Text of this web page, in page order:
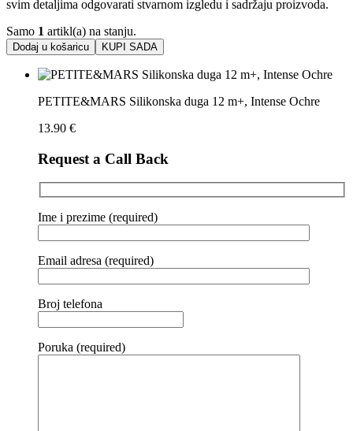
svim detaljima odgovarati stvarnom izgledu i sadržaju proizvoda.
Samo 1 artikl(a) na stanju.
Dodaj u košaricu KUPI SADA
PETITE&MARS Silikonska duga 12 m+, Intense Ochre
13.90 €
Request a Call Back
Ime i prezime (required)
Email adresa (required)
Broj telefona
Poruka (required)